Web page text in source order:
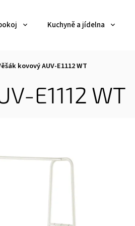
Kuchyně a jídelna
kovový AUV-E1112 WT
E1112 WT